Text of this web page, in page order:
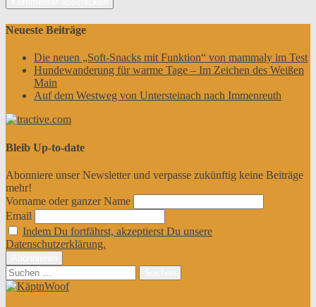
Neueste Beiträge
Die neuen „Soft-Snacks mit Funktion“ von mammaly im Test
Hundewanderung für warme Tage – Im Zeichen des Weißen
Main
Auf dem Westweg von Untersteinach nach Immenreuth
Bleib Up-to-date
Abonniere unser Newsletter und verpasse zukünftig keine Beiträge
mehr!
Vorname oder ganzer Name
Email
Indem Du fortfährst, akzeptierst Du unsere
Datenschutzerklärung.
Suchen
nach: